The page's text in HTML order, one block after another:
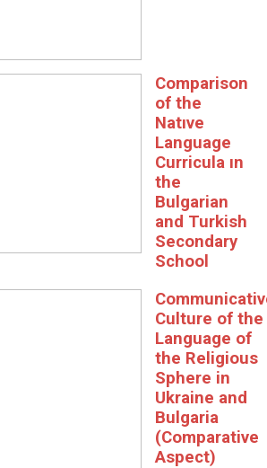
Comparison
of the
Natıve
Language
Curricula ın
the
Bulgarian
and Turkish
Secondary
School
Culture of the
Language of
the Religious
Sphere in
Ukraine and
Bulgaria
(Comparative
Aspect)